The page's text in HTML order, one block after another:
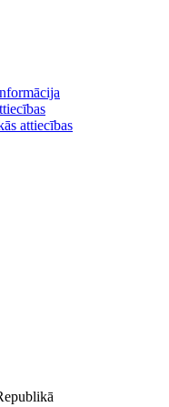
attiecības